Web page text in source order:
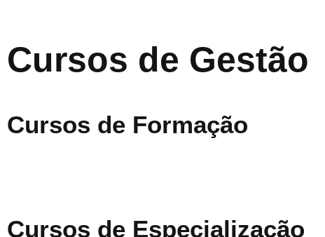
Cursos de Gestão
Cursos de Formação
Cursos de Especialização